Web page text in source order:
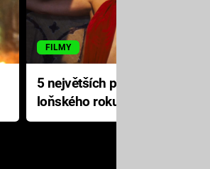
FILMY
5 největších propadáků
loňského roku: Disney na
jediné katastrofě prodělal 200